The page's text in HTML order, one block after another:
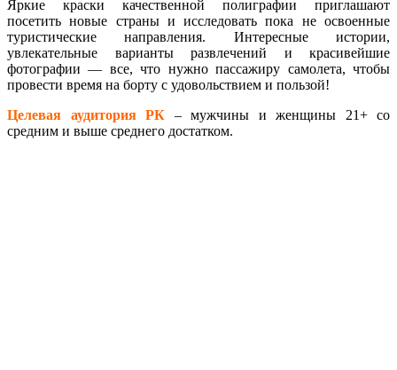
Яркие краски качественной полиграфии приглашают
посетить новые страны и исследовать пока не освоенные
туристические направления. Интересные истории,
увлекательные варианты развлечений и красивейшие
фотографии — все, что нужно пассажиру самолета, чтобы
провести время на борту с удовольствием и пользой!
Целевая аудитория РК
– мужчины и женщины 21+ со
средним и выше среднего достатком.